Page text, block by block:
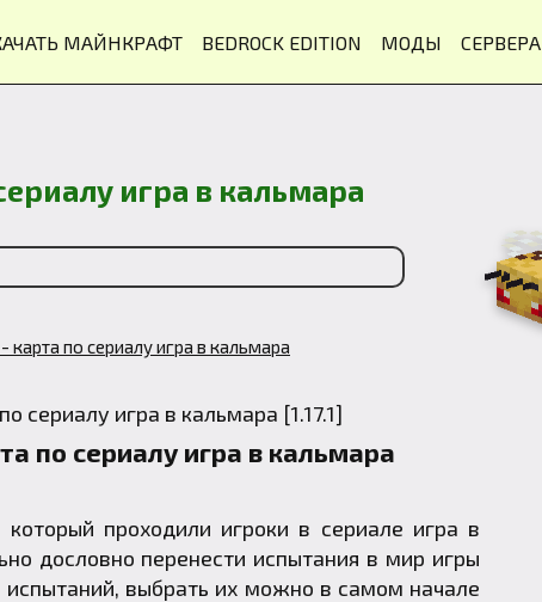
МАЙНКРАФТ BEDROCK EDITION МОДЫ СЕРВЕРА
игра в кальмара
карта по сериалу игра в кальмара
по сериалу игра в кальмара
проходили игроки в сериале игра в
дословно перенести испытания в мир игры
испытаний, выбрать их можно в самом начале